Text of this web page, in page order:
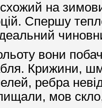
на
Спершу
вони
Крижини,
ребра
мов скло,